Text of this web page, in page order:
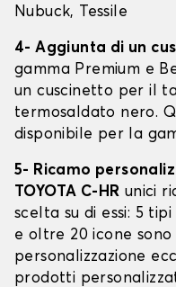
Nubuck, Tessile
4- Aggiunta di un
gamma Premium e
un cuscinetto per il
termosaldato nero.
disponibile per la
5- Ricamo
TOYOTA C-HR unici
scelta su di essi: 5
e oltre 20 icone
personalizzazione
prodotti